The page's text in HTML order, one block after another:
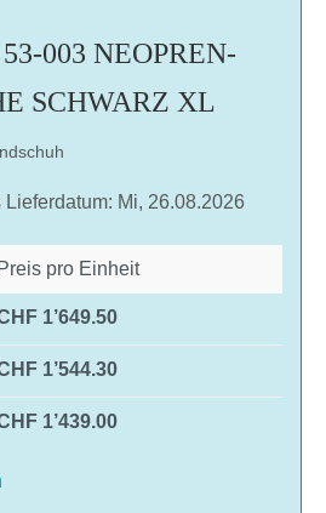
003 NEOPREN-
SCHWARZ XL
Mi, 26.08.2026
Preis pro Einheit
1’649.50
1’544.30
1’439.00